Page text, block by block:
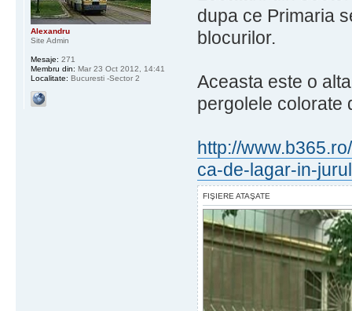
dupa ce Primaria
blocurilor.
Aceasta este o
pergolele colorate
http://
ca-de-lagar-in-
FIŞIERE ATAŞATE
Alexandru
Site Admin
Mesaje: 271
Membru din: Mar 23 Oct 2012, 14:41
Localitate: Bucuresti -Sector 2